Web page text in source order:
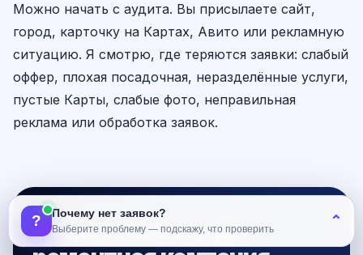
? Почему нет заявок?
Выберите проблему — подскажу, что проверить ⌃
Можно начать с аудита. Вы присылаете сайт,
город, карточку на Картах, Авито или рекламную
ситуацию. Я смотрю, где теряются заявки: слабый
оффер, плохая посадочная, неразделённые услуги,
пустые Карты, слабые фото, неправильная
реклама или обработка заявок.
Хотите понять, где